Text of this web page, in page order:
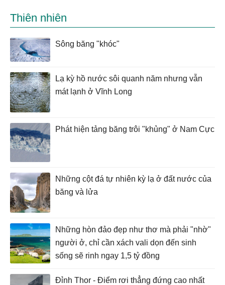
Thiên nhiên
Sông băng "khóc"
Lạ kỳ hồ nước sôi quanh năm nhưng vẫn
mát lạnh ở Vĩnh Long
Phát hiện tảng băng trôi "khủng" ở Nam Cực
Những cột đá tự nhiên kỳ lạ ở đất nước của
băng và lửa
Những hòn đảo đẹp như thơ mà phải "nhờ"
người ở, chỉ cần xách vali dọn đến sinh
sống sẽ rinh ngay 1,5 tỷ đồng
Đỉnh Thor - Điểm rơi thẳng đứng cao nhất